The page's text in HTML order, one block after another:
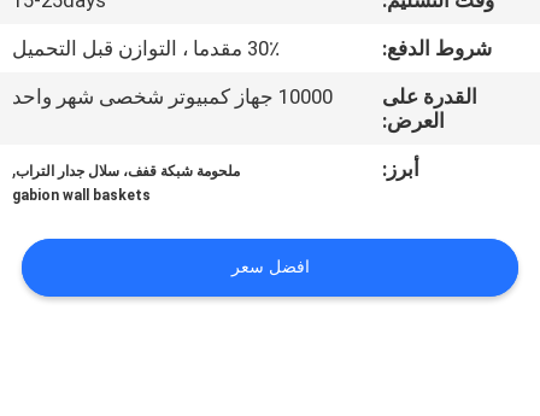
الجودة
اتصل
اقتباس
شروط الدفع:
30٪ مقدما ، التوازن قبل التحميل
القدرة على
العرض:
10000 جهاز كمبيوتر شخصى شهر واحد
أبرز: ملحومة شبكة قفف، سلال جدار التراب,
gabion wall baskets
افضل سعر